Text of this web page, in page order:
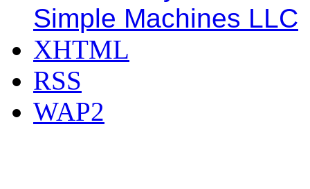
Simple Machines LLC
XHTML
RSS
WAP2